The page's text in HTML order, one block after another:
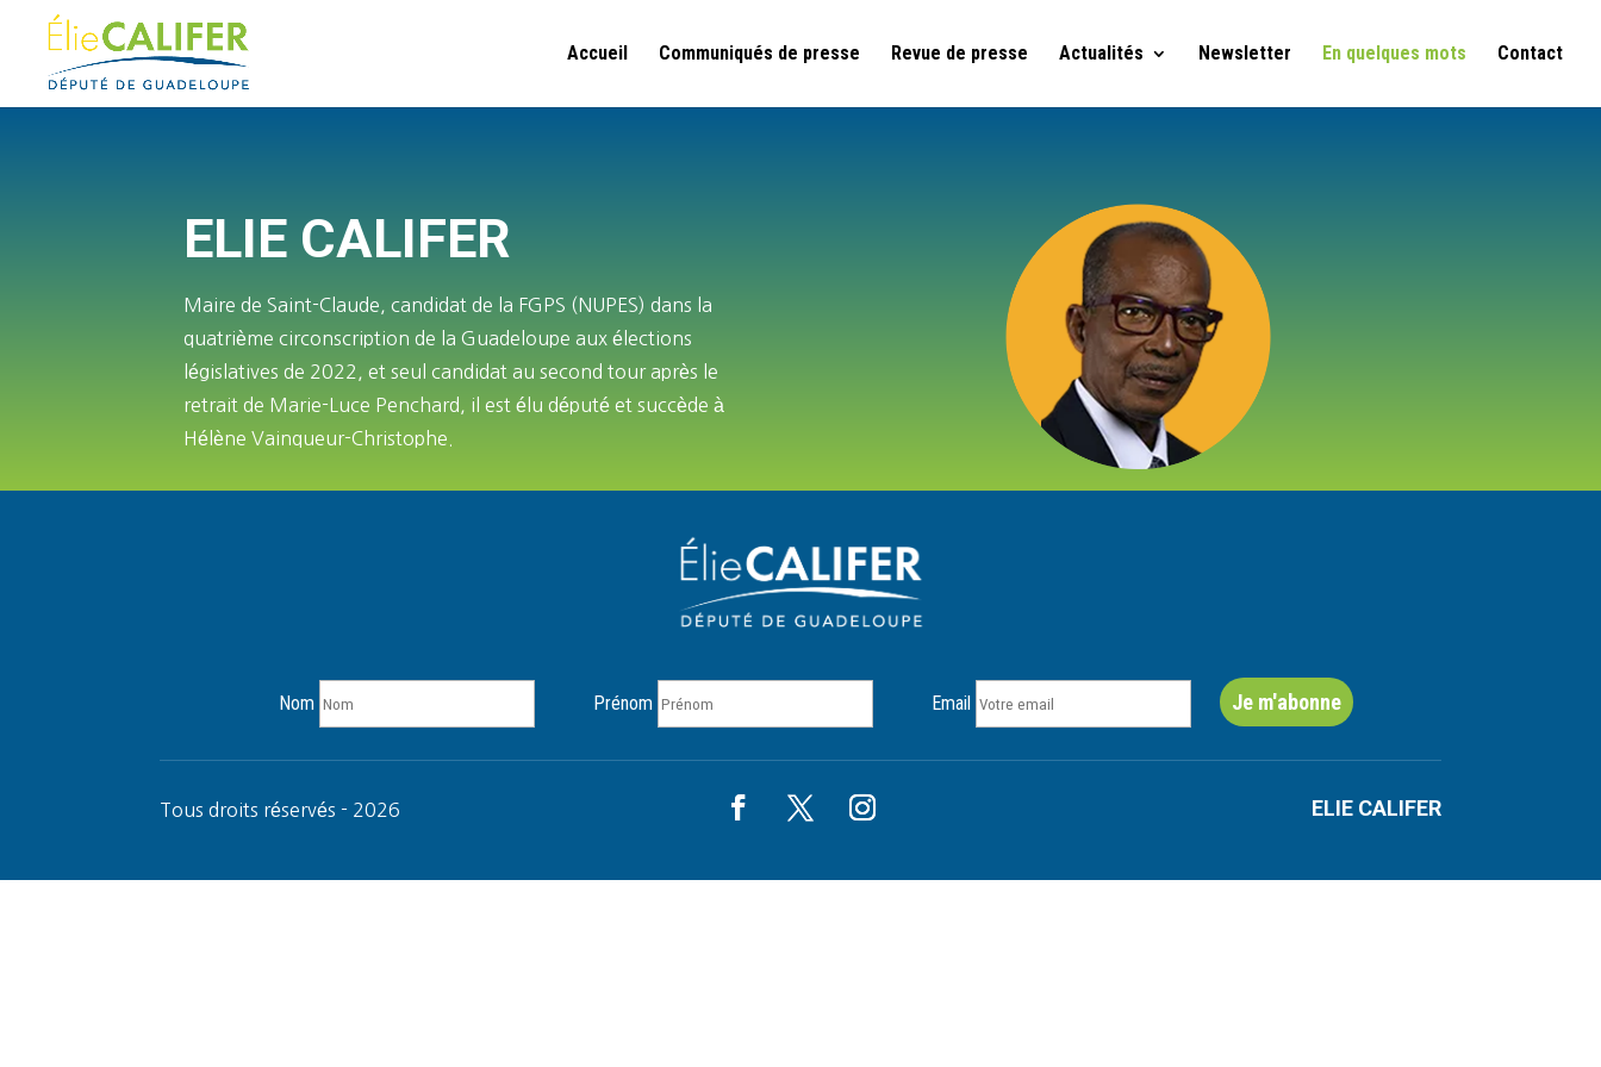
Accueil Communiqués de presse Revue de presse Actualités Newsletter En quelques mots Contact
ELIE CALIFER
Maire de Saint-Claude, candidat de la FGPS (NUPES) dans la
quatrième circonscription de la Guadeloupe aux élections
législatives de 2022, et seul candidat au second tour après le
retrait de Marie-Luce Penchard, il est élu député et succède à
Hélène Vainqueur-Christophe.
Nom Prénom Email
Tous droits réservés - 2026 ELIE CALIFER